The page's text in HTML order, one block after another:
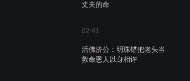
丈夫的命
02:41
活佛济公：明珠错把老头当
救命恩人以身相许